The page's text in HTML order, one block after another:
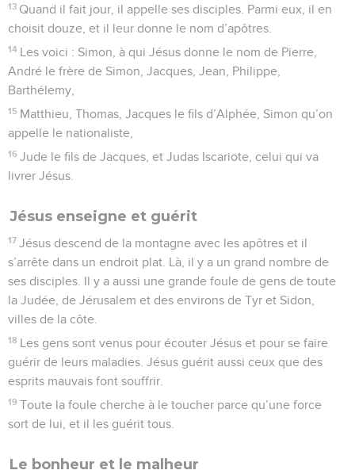
13 Quand il fait jour, il appelle ses disciples. Parmi eux, il en
choisit douze, et il leur donne le nom d’apôtres.
14 Les voici : Simon, à qui Jésus donne le nom de Pierre,
André le frère de Simon, Jacques, Jean, Philippe,
Barthélemy,
15 Matthieu, Thomas, Jacques le fils d’Alphée, Simon qu’on
appelle le nationaliste,
16 Jude le fils de Jacques, et Judas Iscariote, celui qui va
livrer Jésus.
Jésus enseigne et guérit
17 Jésus descend de la montagne avec les apôtres et il
s’arrête dans un endroit plat. Là, il y a un grand nombre de
ses disciples. Il y a aussi une grande foule de gens de toute
la Judée, de Jérusalem et des environs de Tyr et Sidon,
villes de la côte.
18 Les gens sont venus pour écouter Jésus et pour se faire
guérir de leurs maladies. Jésus guérit aussi ceux que des
esprits mauvais font souffrir.
19 Toute la foule cherche à le toucher parce qu’une force
sort de lui, et il les guérit tous.
Le bonheur et le malheur